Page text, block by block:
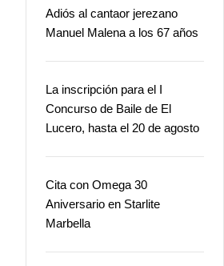
Adiós al cantaor jerezano
Manuel Malena a los 67 años
La inscripción para el I
Concurso de Baile de El
Lucero, hasta el 20 de agosto
Cita con Omega 30
Aniversario en Starlite
Marbella